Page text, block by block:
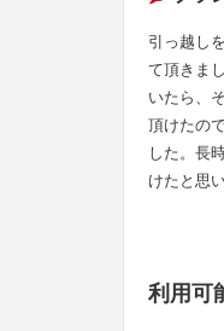
引っ越し
て頂きま
いたら、
頂けたの
した。長
けたと思
利用可